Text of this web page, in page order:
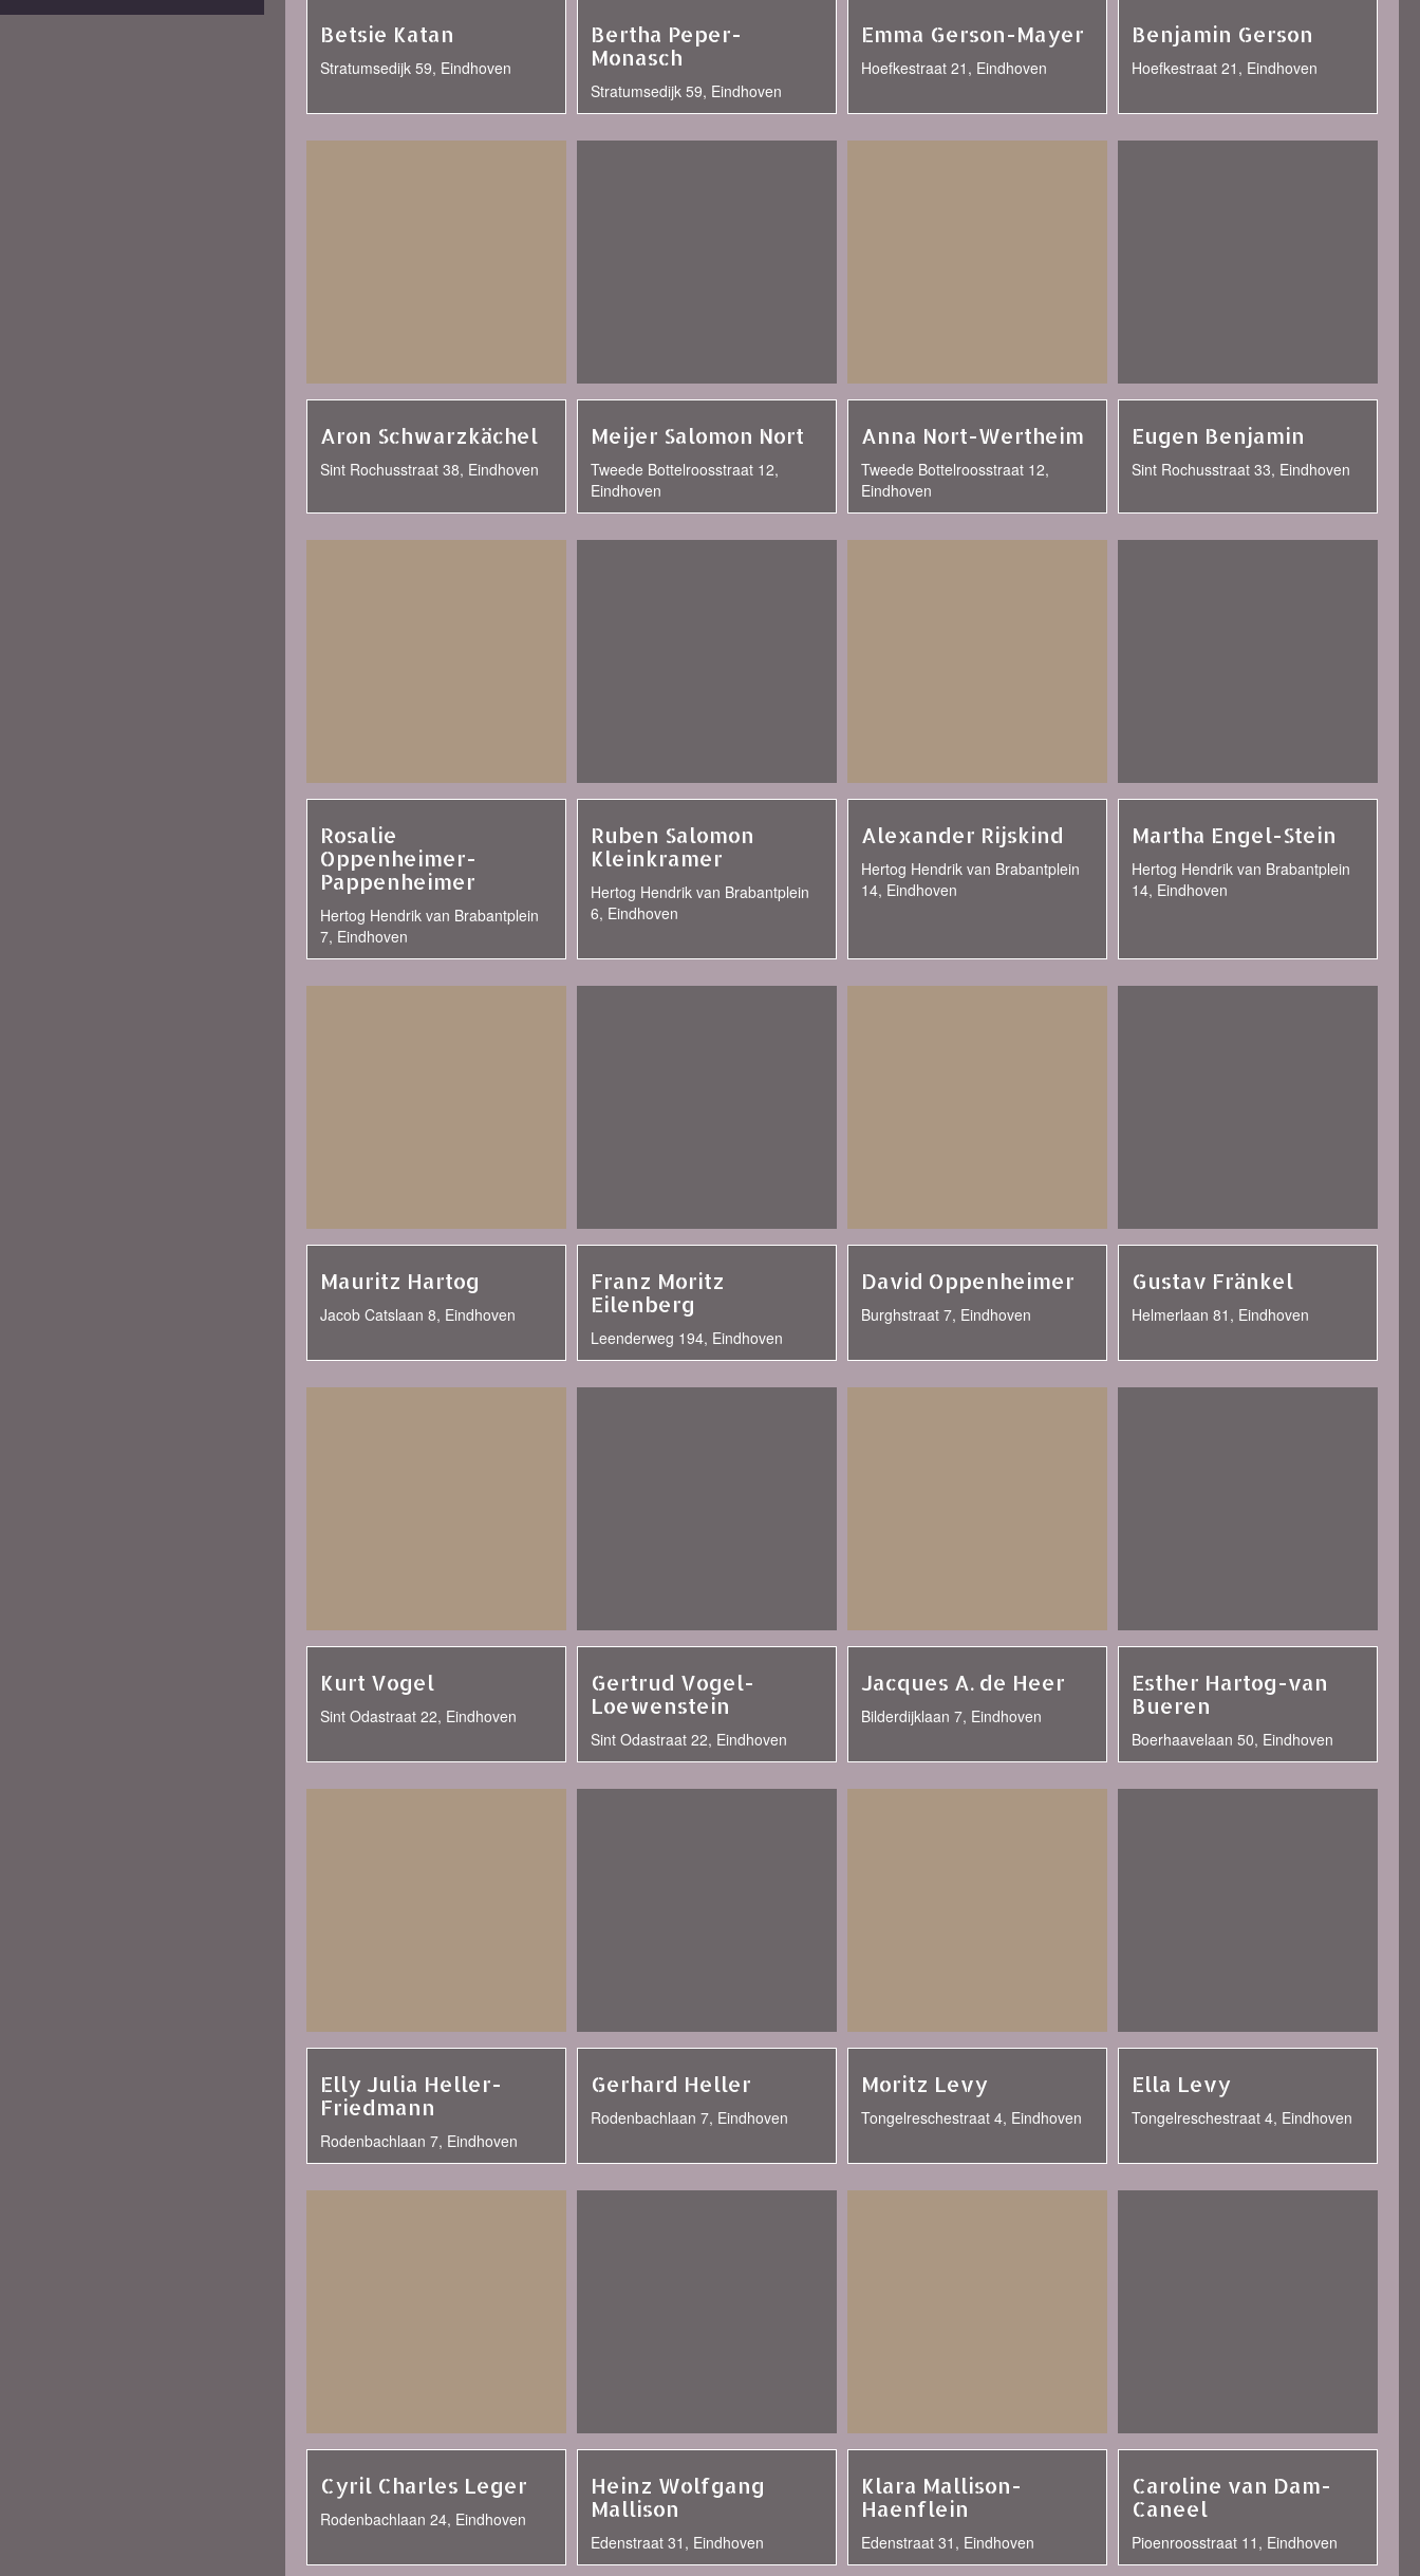
Betsie Katan
Stratumsedijk 59, Eindhoven
Bertha Peper-
Monasch
Stratumsedijk 59, Eindhoven
Emma Gerson-Mayer
Hoefkestraat 21, Eindhoven
Benjamin Gerson
Hoefkestraat 21, Eindhoven
Aron Schwarzkächel
Sint Rochusstraat 38, Eindhoven
Meijer Salomon Nort
Tweede Bottelroosstraat 12,
Eindhoven
Anna Nort-Wertheim
Tweede Bottelroosstraat 12,
Eindhoven
Eugen Benjamin
Sint Rochusstraat 33, Eindhoven
Rosalie
Oppenheimer-
Pappenheimer
Hertog Hendrik van Brabantplein
7, Eindhoven
Ruben Salomon
Kleinkramer
Hertog Hendrik van Brabantplein
6, Eindhoven
Alexander Rijskind
Hertog Hendrik van Brabantplein
14, Eindhoven
Martha Engel-Stein
Hertog Hendrik van Brabantplein
14, Eindhoven
Mauritz Hartog
Jacob Catslaan 8, Eindhoven
Franz Moritz
Eilenberg
Leenderweg 194, Eindhoven
David Oppenheimer
Burghstraat 7, Eindhoven
Gustav Fränkel
Helmerlaan 81, Eindhoven
Kurt Vogel
Sint Odastraat 22, Eindhoven
Gertrud Vogel-
Loewenstein
Sint Odastraat 22, Eindhoven
Jacques A. de Heer
Bilderdijklaan 7, Eindhoven
Esther Hartog-van
Bueren
Boerhaavelaan 50, Eindhoven
Elly Julia Heller-
Friedmann
Rodenbachlaan 7, Eindhoven
Gerhard Heller
Rodenbachlaan 7, Eindhoven
Moritz Levy
Tongelreschestraat 4, Eindhoven
Ella Levy
Tongelreschestraat 4, Eindhoven
Cyril Charles Leger
Rodenbachlaan 24, Eindhoven
Heinz Wolfgang
Mallison
Edenstraat 31, Eindhoven
Klara Mallison-
Haenflein
Edenstraat 31, Eindhoven
Caroline van Dam-
Caneel
Pioenroosstraat 11, Eindhoven